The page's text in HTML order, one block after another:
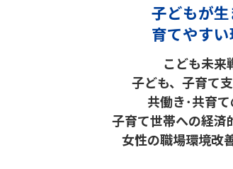
子どもが生
育てやすい
こども未来
子ども、子育て
共働き･共育て
子育て世帯への経済
女性の職場環境改